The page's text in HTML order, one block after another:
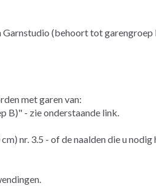
(behoort tot garengroep
met garen van:
B)" - zie onderstaande link.
nr. 3.5 - of de naalden die u